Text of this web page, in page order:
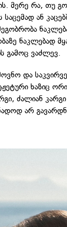
მერე რა, თუ
ან
ნაკლებად
გამოც ვაძლევ.
და
ხაზიც ორი
ძალიან კარგი
არ